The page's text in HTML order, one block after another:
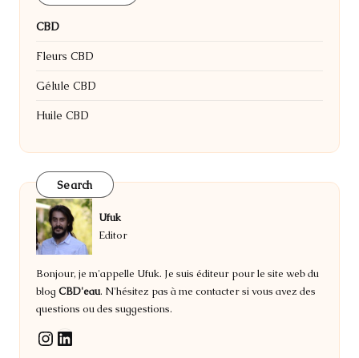
CBD
Fleurs CBD
Gélule CBD
Huile CBD
Ufuk
Editor
Bonjour, je m'appelle Ufuk. Je suis éditeur pour le site web du
blog CBD'eau. N'hésitez pas à me contacter si vous avez des
questions ou des suggestions.
Instagram
LinkedIn
Search